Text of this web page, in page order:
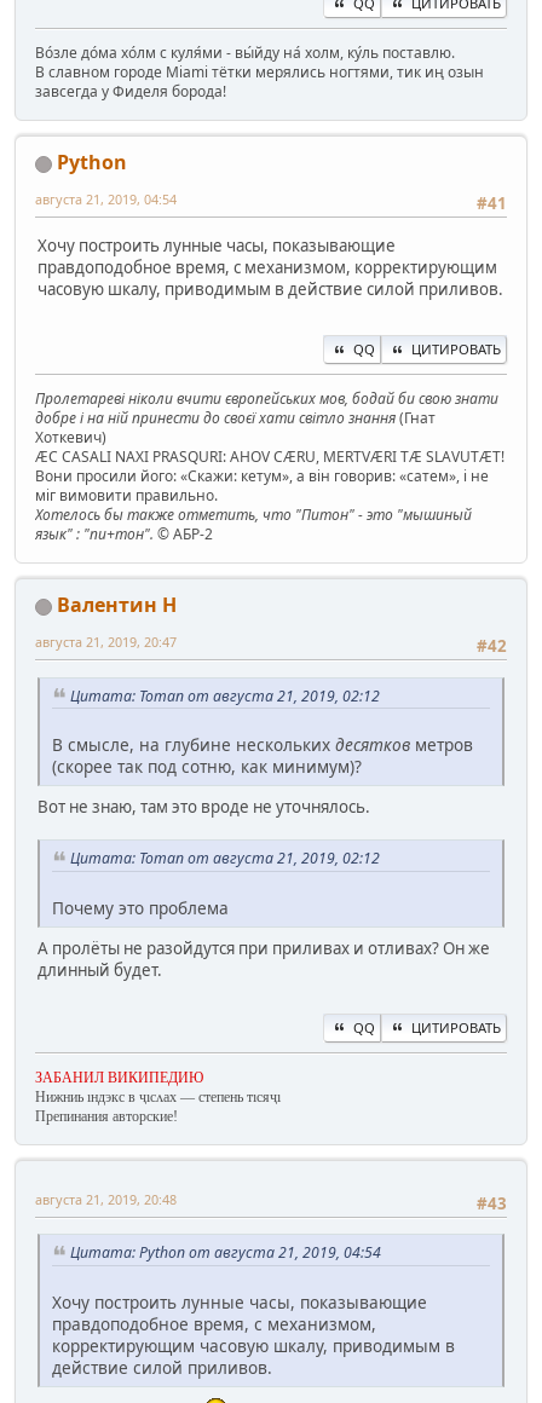
Во́зле до́ма хо́лм с куля́ми - вы́йду на́ холм, ку́ль поставлю.
В славном городе Miami тётки мерялись ногтями, тик иң озын
завсегда у Фиделя борода!
Python
#41
августа 21, 2019, 04:54
Хочу построить лунные часы, показывающие
правдоподобное время, с механизмом, корректирующим
часовую шкалу, приводимым в действие силой приливов.
QQ ЦИТИРОВАТЬ
Пролетареві ніколи вчити європейських мов, бодай би свою знати
добре і на ній принести до своєї хати світло знання(Гнат
Хоткевич)
ÆC CASALI NAXI PRASQURI: AHOV CÆRU, MERTVÆRI TÆ SLAVUTÆT!
Вони просили його: «Скажи: кетум», а він говорив: «сатем», і не
міг вимовити правильно.
Хотелось бы также отметить, что "Питон" - это "мышиный
язык" : "пи+тон". © АБР-2
Валентин Н
#42
августа 21, 2019, 20:47
Цитата: Toman от августа 21, 2019, 02:12
В смысле, на глубине нескольких десятков метров
(скорее так под сотню, как минимум)?
Вот не знаю, там это вроде не уточнялось.
Цитата: Toman от августа 21, 2019, 02:12
Почему это проблема
А пролёты не разойдутся при приливах и отливах? Он же
длинный будет.
QQ ЦИТИРОВАТЬ
ЗАБАНИЛ ВИКИПЕДИЮ
Нижниь ıндэкс в ҷıсʌах — степень тıсяҷı
Препинания авторские!
#43
августа 21, 2019, 20:48
Цитата: Python от августа 21, 2019, 04:54
Хочу построить лунные часы, показывающие
правдоподобное время, с механизмом,
корректирующим часовую шкалу, приводимым в
действие силой приливов.